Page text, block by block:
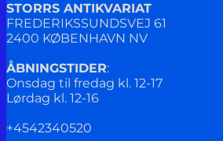
STORRS ANTIKVARIAT
FREDERIKSSUNDSVEJ 61
2400 KØBENHAVN NV
ÅBNINGSTIDER:
Onsdag til fredag kl. 12-17
Lørdag kl. 12-16
+4542340520